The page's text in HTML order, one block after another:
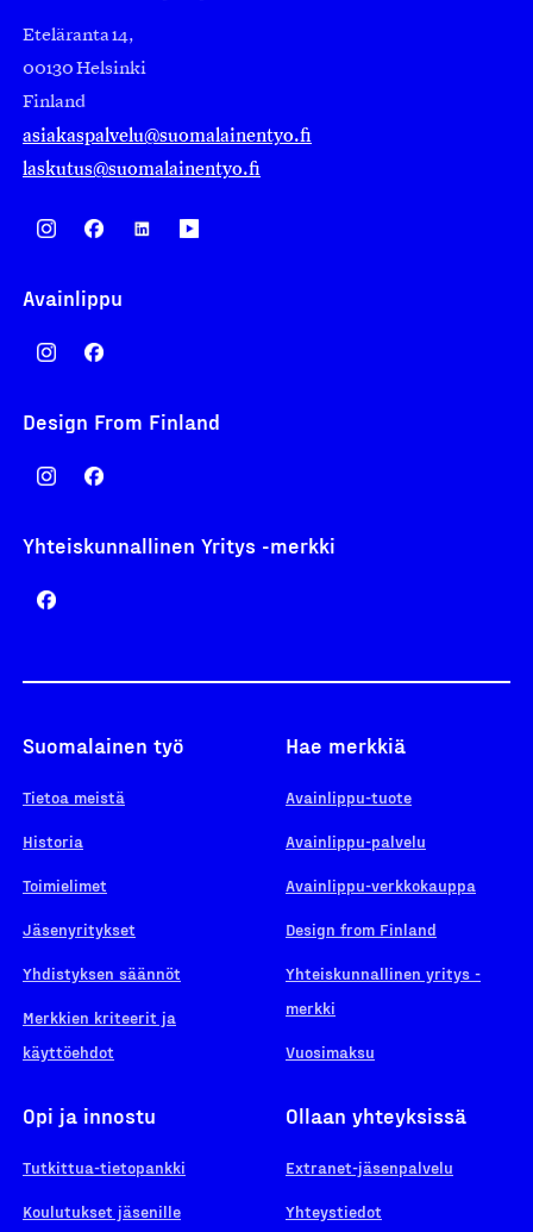
Eteläranta 14,
00130 Helsinki
Finland
asiakaspalvelu@suomalainentyo.fi
laskutus@suomalainentyo.fi
Avainlippu
Design From Finland
Yhteiskunnallinen Yritys -merkki
Suomalainen työ
Tietoa meistä
Historia
Toimielimet
Jäsenyritykset
Yhdistyksen säännöt
Merkkien kriteerit ja
käyttöehdot
Hae merkkiä
Avainlippu-tuote
Avainlippu-palvelu
Avainlippu-verkkokauppa
Design from Finland
Yhteiskunnallinen yritys -
merkki
Vuosimaksu
Opi ja innostu
Tutkittua-tietopankki
Koulutukset jäsenille
Ollaan yhteyksissä
Extranet-jäsenpalvelu
Yhteystiedot